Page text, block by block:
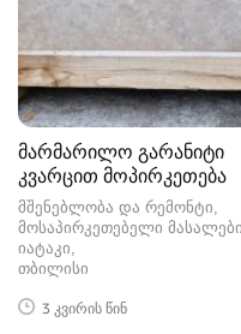
მარმარილო გარანიტი
კვარცით მოპირკეთება
მშენებლობა და რემონტი,
მოსაპირკეთებელი
იატაკი
თბილისი
3 კვირის წინ